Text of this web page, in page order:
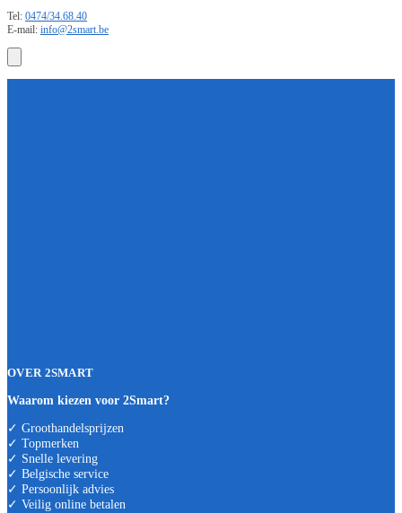
Tel: 0474/34.68.40
E-mail: info@2smart.be
OVER 2SMART
Waarom kiezen voor 2Smart?
✓ Groothandelsprijzen
✓ Topmerken
✓ Snelle levering
✓ Belgische service
✓ Persoonlijk advies
✓ Veilig online betalen